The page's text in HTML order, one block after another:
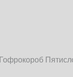
Гофрокороб